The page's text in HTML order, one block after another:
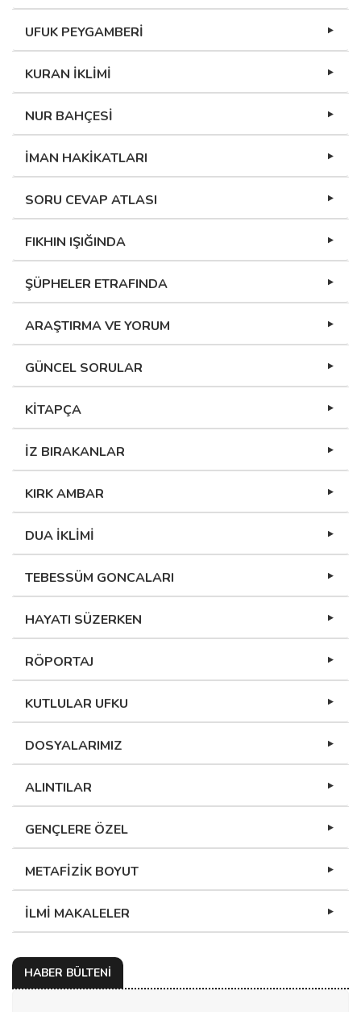
UFUK PEYGAMBERİ
KURAN İKLİMİ
NUR BAHÇESİ
İMAN HAKİKATLARI
SORU CEVAP ATLASI
FIKHIN IŞIĞINDA
ŞÜPHELER ETRAFINDA
ARAŞTIRMA VE YORUM
GÜNCEL SORULAR
KİTAPÇA
İZ BIRAKANLAR
KIRK AMBAR
DUA İKLİMİ
TEBESSÜM GONCALARI
HAYATI SÜZERKEN
RÖPORTAJ
KUTLULAR UFKU
DOSYALARIMIZ
ALINTILAR
GENÇLERE ÖZEL
METAFİZİK BOYUT
İLMİ MAKALELER
HABER BÜLTENİ